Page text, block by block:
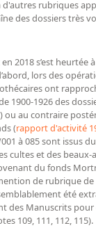
rubriques
des dossiers très
2018 s’est heurtée
lors des
ont
1900-1926 des
ou au contraire
(rapport d'activité
à 085 sont issus
cultes et des beaux-
du fonds
de rubrique de
été
des Manuscrits pour
109, 111, 112, 115).